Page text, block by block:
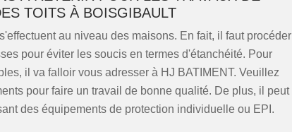
TOITS À BOISGIBAULT
au niveau des maisons. En fait, il faut procéder
pour éviter les soucis en termes d'étanchéité. Pour
il va falloir vous adresser à HJ BATIMENT. Veuillez
pour faire un travail de bonne qualité. De plus, il peut
des équipements de protection individuelle ou EPI.